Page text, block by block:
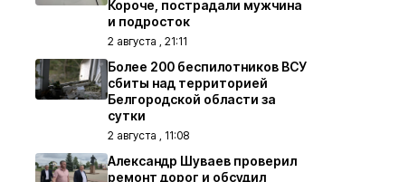
Короче, пострадали мужчина
и подросток
2 августа , 21:11
Более 200 беспилотников ВСУ
сбиты над территорией
Белгородской области за
сутки
2 августа , 11:08
Александр Шуваев проверил
ремонт дорог и обсудил